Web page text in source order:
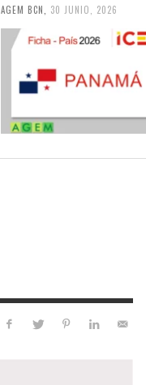
AGEM BCN 30 JUNIO, 2026